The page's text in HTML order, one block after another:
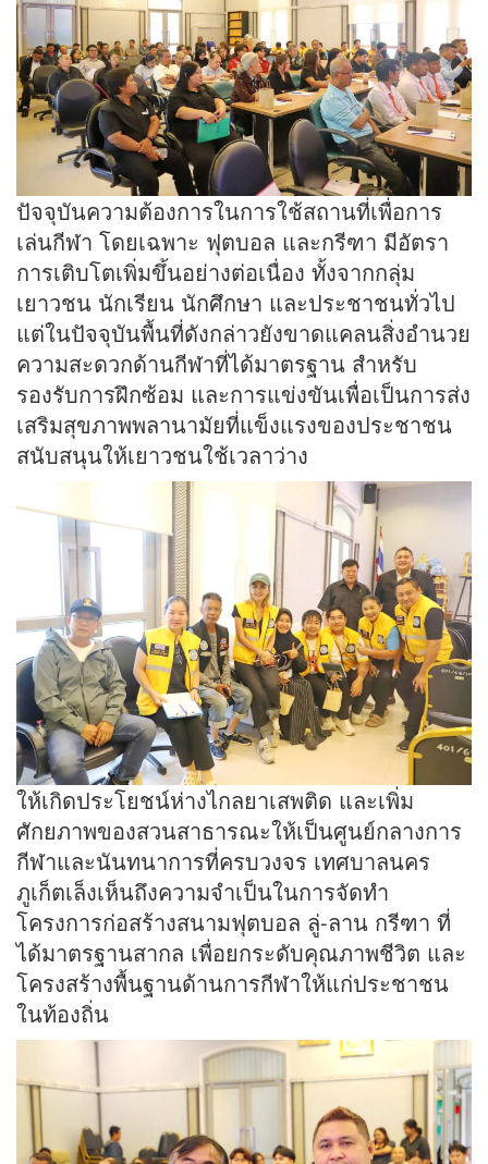
ปัจจุบันความต้องการในการใช้สถานที่เพื่อการ
เล่นกีฬา โดยเฉพาะ ฟุตบอล และกรีฑา มีอัตรา
การเติบโตเพิ่มขึ้นอย่างต่อเนื่อง ทั้งจากกลุ่ม
เยาวชน นักเรียน นักศึกษา และประชาชนทั่วไป
แต่ในปัจจุบันพื้นที่ดังกล่าวยังขาดแคลนสิ่งอำนวย
ความสะดวกด้านกีฬาที่ได้มาตรฐาน สำหรับ
รองรับการฝึกซ้อม และการแข่งขันเพื่อเป็นการส่ง
เสริมสุขภาพพลานามัยที่แข็งแรงของประชาชน
สนับสนุนให้เยาวชนใช้เวลาว่าง
ให้เกิดประโยชน์ห่างไกลยาเสพติด และเพิ่ม
ศักยภาพของสวนสาธารณะให้เป็นศูนย์กลางการ
กีฬาและนันทนาการที่ครบวงจร เทศบาลนคร
ภูเก็ตเล็งเห็นถึงความจำเป็นในการจัดทำ
โครงการก่อสร้างสนามฟุตบอล ลู่-ลาน กรีฑา ที่
ได้มาตรฐานสากล เพื่อยกระดับคุณภาพชีวิต และ
โครงสร้างพื้นฐานด้านการกีฬาให้แก่ประชาชน
ในท้องถิ่น